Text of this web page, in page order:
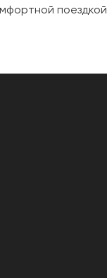
поездкой